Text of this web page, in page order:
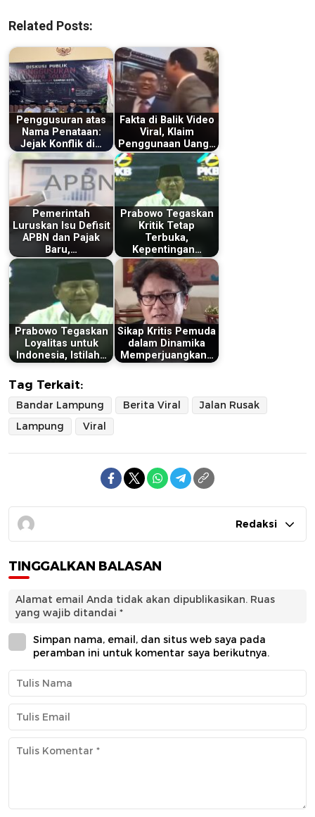
Related Posts:
Penggusuran atas
Nama Penataan:
Jejak Konflik di…
Fakta di Balik Video
Viral, Klaim
Penggunaan Uang…
Pemerintah
Luruskan Isu Defisit
APBN dan Pajak
Baru,…
Prabowo Tegaskan
Kritik Tetap
Terbuka,
Kepentingan…
Prabowo Tegaskan
Loyalitas untuk
Indonesia, Istilah…
Sikap Kritis Pemuda
dalam Dinamika
Memperjuangkan…
Tag Terkait:
Bandar Lampung Berita Viral
Jalan Rusak
Lampung
Viral
Redaksi
TINGGALKAN BALASAN
Alamat email Anda tidak akan dipublikasikan. Ruas
yang wajib ditandai *
Simpan nama, email, dan situs web saya pada
peramban ini untuk komentar saya berikutnya.